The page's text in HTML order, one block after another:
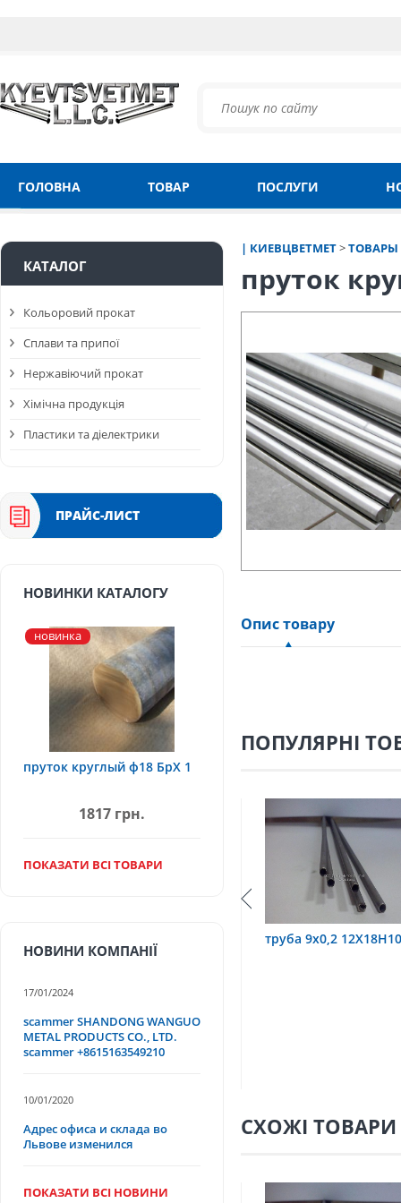
ГОЛОВНА ТОВАР ПОСЛУГИ
| КИЕВЦВЕТМЕТ>ТОВАРЫ
пруток
Опис товару
ПОПУЛЯРНІ
труба
СХОЖІ ТОВАРИ
КАТАЛОГ
Кольоровий прокат
Сплави та припої
Нержавіючий прокат
Хімічна продукція
Пластики та діелектрики
ПРАЙС-ЛИСТ
НОВИНКИ КАТАЛОГУ
новинка
пруток круглый ф18 БрХ 1
1817 грн.
ПОКАЗАТИ ВСІ ТОВАРИ
НОВИНИ КОМПАНІЇ
17/01/2024
scammer SHANDONG WANGUO
METAL PRODUCTS CO., LTD.
scammer +8615163549210
10/01/2020
Адрес офиса и склада во
Львове изменился
ПОКАЗАТИ ВСІ НОВИНИ